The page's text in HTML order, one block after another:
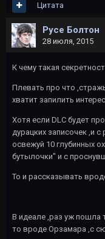
Цитата
Русе Болтон
28 июля, 2015
К чему такая
Плевать про что
хватит запилить
Хотя если DLC будет
дурацких записочек ,и
освежуй 10 глубинных
бутылочки" и с
То и рассказывать
В идеале ,раз уж пошла
то вроде Орзамара ,с